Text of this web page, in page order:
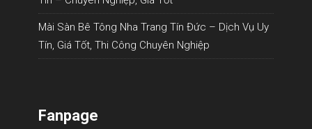
Mài Sàn Bê Tông Nha Trang Tín Đức – Dịch Vụ Uy
Tín, Giá Tốt, Thi Công Chuyên Nghiệp
Fanpage